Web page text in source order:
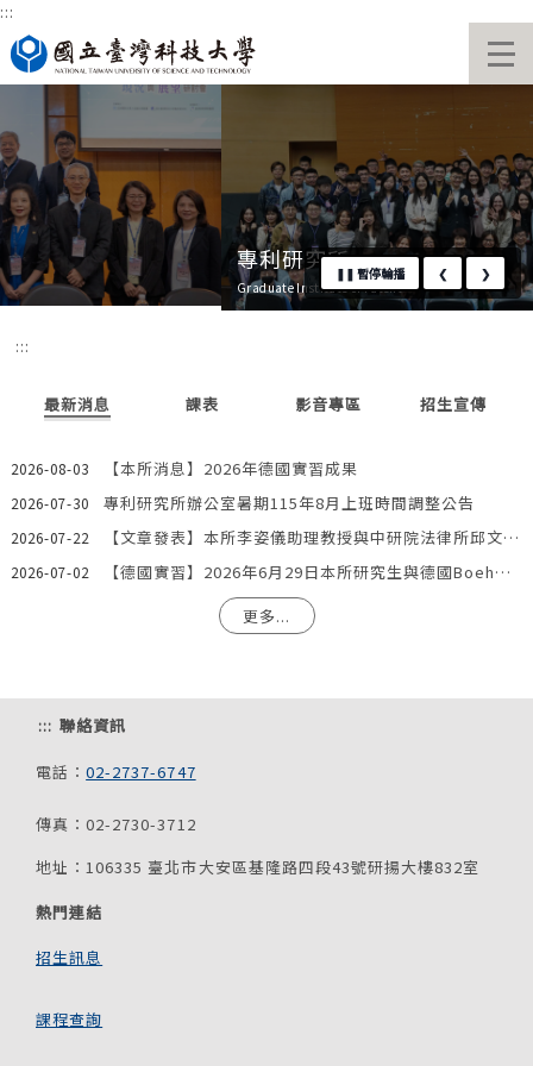
跳
到
主
要
容
區
:::
國立臺灣科技大學首頁
❚❚ 暫停輪播 ❮ ❯
專利研究所
Graduate Institute of Patent
:::
最新消息 課表 影音專區 招生宣傳
2026-08-03 【本所消息】2026年德國實習成果
2026-07-30 專利研究所辦公室暑期115年8月上班時間調整公告
2026-07-22 【文章發表】本所李姿儀助理教授與中研院法律所邱文聰研究員發表文章：「『合理使用』夠用嗎？AI模型訓練著作利用合法性之階段化分析與我國法制因應」
2026-07-02
【德國實習】2026年6月29日本所研究生與德國Boehmert & Boehmert專利事務所一同參訪歐洲專利局。
更多...
::: 聯絡資訊
電話：02-2737-6747
傳真：02-2730-3712
地址：106335 臺北市大安區基隆路四段43號研揚大樓832室
熱門連結
招生訊息
課程查詢